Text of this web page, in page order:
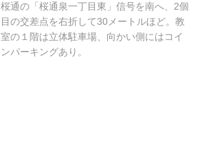
桜通の「桜通泉一丁目東」信号を南へ、2個
目の交差点を右折して30メートルほど。教
室の１階は立体駐車場、向かい側にはコイ
ンパーキングあり。